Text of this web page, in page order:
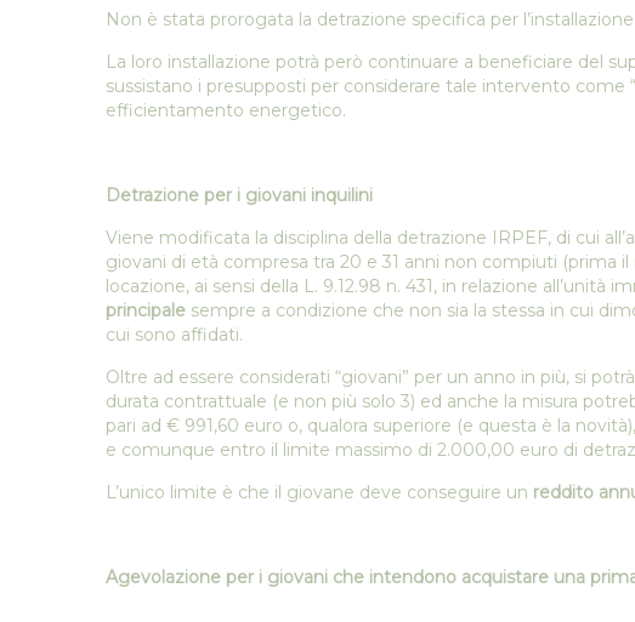
Non è stata prorogata la detrazione specifica per
La loro installazione potrà però continuare a beneficiare del
sussistano i presupposti per considerare tale intervento come
efficientamento energetico.
Detrazione per i giovani inquilini
Viene modificata la disciplina della detrazione IRPEF, di cui
giovani di età compresa tra 20 e 31 anni non compiuti (prima
locazione, ai sensi della L. 9.12.98 n. 431, in relazione all’unità
principale sempre a condizione che non sia la stessa in cui
cui sono affidati.
Oltre ad essere considerati “giovani” per un anno in più, si
durata contrattuale (e non più solo 3) ed anche la misura
pari ad € 991,60 euro o, qualora superiore (e questa è la
e comunque entro il limite massimo di 2.000,00 euro di
L’unico limite è che il giovane deve conseguire un reddito
Agevolazione per i giovani che intendono acquistare una